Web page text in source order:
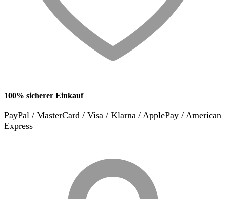
100% sicherer Einkauf
PayPal / MasterCard / Visa / Klarna / ApplePay / American
Express